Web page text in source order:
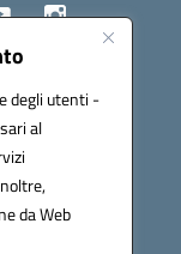
degli utenti -
al
da Web